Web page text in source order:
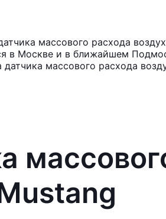
массового расхода
в Москве и в ближайшем
массового расхода